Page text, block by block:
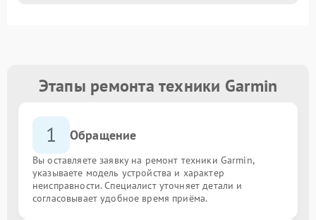
Этапы ремонта техники Garmin
1 Обращение
Вы оставляете заявку на ремонт техники Garmin,
указываете модель устройства и характер
неисправности. Специалист уточняет детали и
согласовывает удобное время приёма.